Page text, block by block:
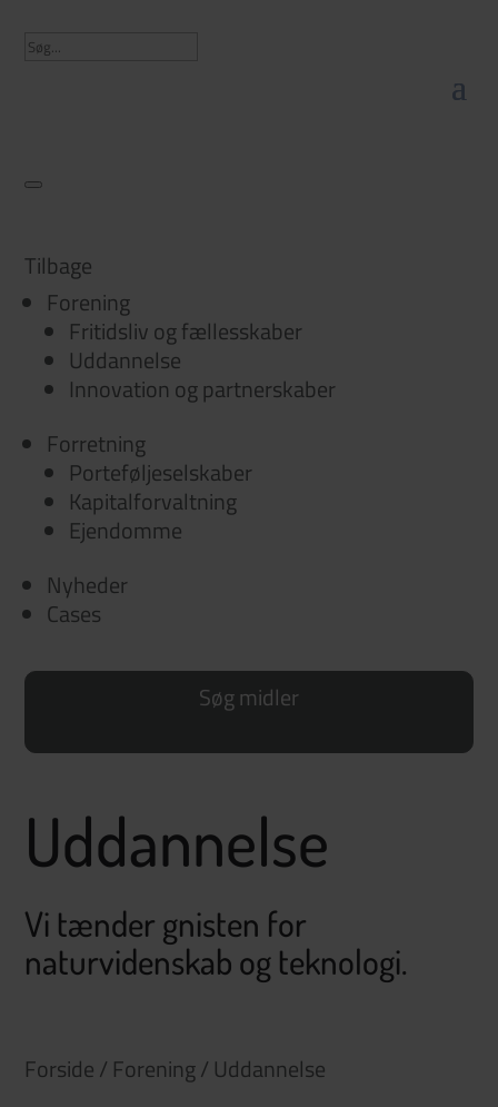
Tilbage
Forening
Fritidsliv og fællesskaber
Uddannelse
Innovation og partnerskaber
Forretning
Porteføljeselskaber
Kapitalforvaltning
Ejendomme
Nyheder
Cases
Søg midler
Uddannelse
Vi tænder gnisten for
naturvidenskab og teknologi.
Forside/ Forening/ Uddannelse